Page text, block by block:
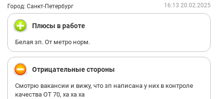
Город: Санкт-Петербург 16:13 20.02.2025
Плюсы в работе
Белая зп. От метро норм.
Отрицательные стороны
Смотрю вакансии и вижу, что зп написана у них в контроле
качества ОТ 70, ха ха ха